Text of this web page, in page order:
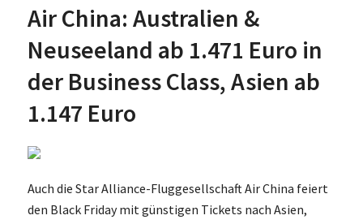
Air China: Australien &
Neuseeland ab 1.471 Euro in
der Business Class, Asien ab
1.147 Euro
Auch die Star Alliance-Fluggesellschaft Air China feiert
den Black Friday mit günstigen Tickets nach Asien,